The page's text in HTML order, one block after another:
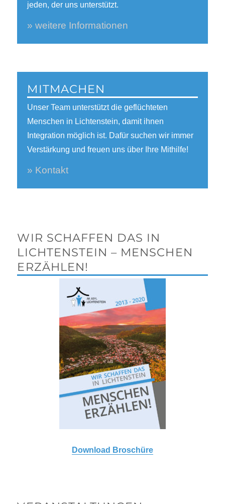
jeden, der uns unterstützt.
» weitere Informationen
MITMACHEN
Unser Team unterstützt die geflüchteten
Menschen in Lichtenstein, damit ihnen
Integration möglich ist. Dafür suchen wir immer
Verstärkung und freuen uns über Ihre Mithilfe!
» Kontakt
WIR SCHAFFEN DAS IN
LICHTENSTEIN – MENSCHEN
ERZÄHLEN!
Download Broschüre